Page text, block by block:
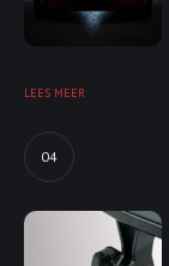
LEES MEER
04